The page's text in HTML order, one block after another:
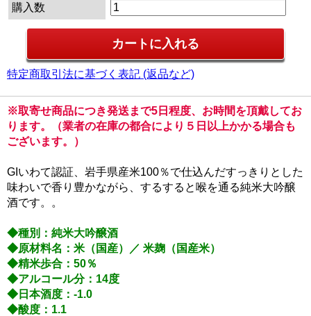
購入数
特定商取引法に基づく表記 (返品など)
※取寄せ商品につき発送まで5日程度、お時間を頂戴してお
ります。（業者の在庫の都合により５日以上かかる場合も
ございます。）
GIいわて認証、岩手県産米100％で仕込んだすっきりとした
味わいで香り豊かながら、するすると喉を通る純米大吟醸
酒です。。
◆種別：純米大吟醸酒
◆原材料名：米（国産）／ 米麹（国産米）
◆精米歩合：50％
◆アルコール分：14度
◆日本酒度：-1.0
◆酸度：1.1